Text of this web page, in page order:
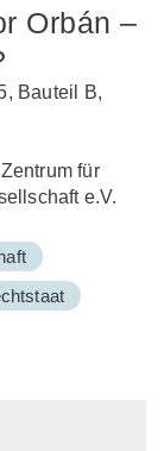
Orbán –
Bauteil B,
für
e.V.